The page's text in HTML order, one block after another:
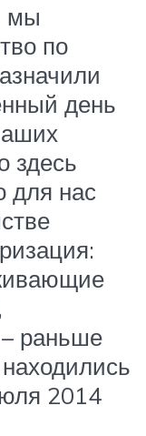
мы
по
день
здесь
для нас
раньше
2014